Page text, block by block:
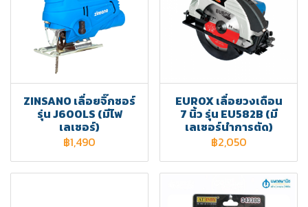
ZINSANO เลื่อยจิ๊กซอร์
รุ่น J600LS (มีไฟ
เลเซอร์)
฿1,490
EUROX เลื่อยวงเดือน
7 นิ้ว รุ่น EU582B (มี
เลเซอร์นำการตัด)
฿2,050